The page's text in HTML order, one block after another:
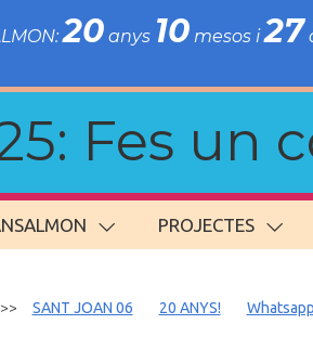
20 anys 10 mesos i27
Fes un
PROJECTES
SANT JOAN 06 20 ANYS! Whatsapp